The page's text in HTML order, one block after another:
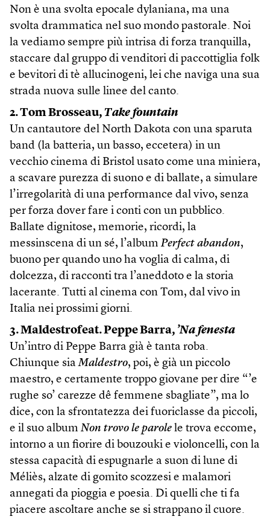
Non è una svolta epocale dylaniana, ma una
svolta drammatica nel suo mondo pastorale. Noi
la vediamo sempre più intrisa di forza tranquilla,
staccare dal gruppo di venditori di paccottiglia folk
e bevitori di tè allucinogeni, lei che naviga una sua
strada nuova sulle linee del canto.
2. Tom Brosseau, Take fountain
Un cantautore del North Dakota con una sparuta
band (la batteria, un basso, eccetera) in un
vecchio cinema di Bristol usato come una miniera,
a scavare purezza di suono e di ballate, a simulare
l’irregolarità di una performance dal vivo, senza
per forza dover fare i conti con un pubblico.
Ballate dignitose, memorie, ricordi, la
messinscena di un sé, l’album Perfect abandon,
buono per quando uno ha voglia di calma, di
dolcezza, di racconti tra l’aneddoto e la storia
lacerante. Tutti al cinema con Tom, dal vivo in
Italia nei prossimi giorni.
3. Maldestrofeat. Peppe Barra, ’Na fenesta
Un’intro di Peppe Barra già è tanta roba.
Chiunque siaMaldestro, poi, è già un piccolo
maestro, e certamente troppo giovane per dire “’e
rughe so’ carezze dê femmene sbagliate”, ma lo
dice, con la sfrontatezza dei fuoriclasse da piccoli,
e il suo album Non trovo le parole le trova eccome,
intorno a un fiorire di bouzouki e violoncelli, con la
stessa capacità di espugnarle a suon di lune di
Méliès, alzate di gomito scozzesi e malamori
annegati da pioggia e poesia. Di quelli che ti fa
piacere ascoltare anche se si strappano il cuore.